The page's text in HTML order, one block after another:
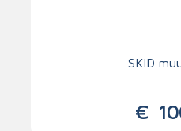
SKID
€